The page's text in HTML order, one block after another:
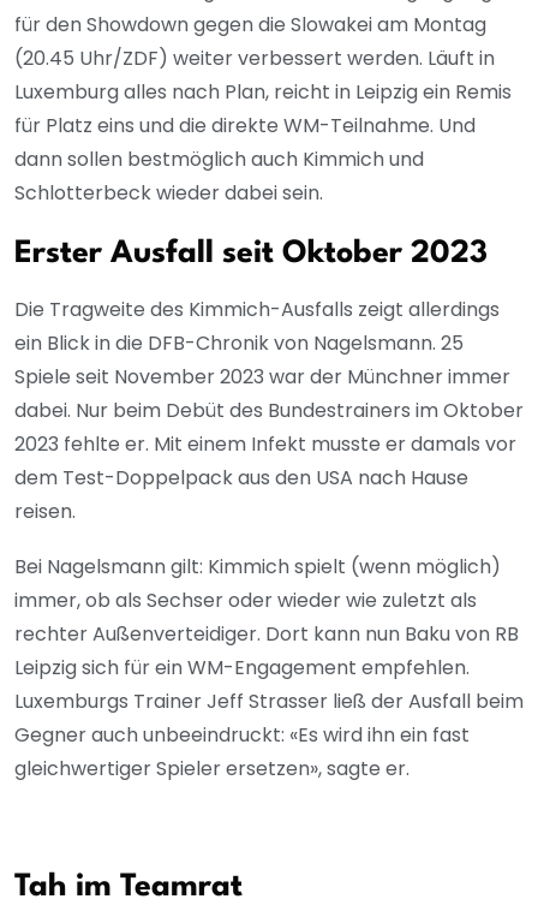
für den Showdown gegen die Slowakei am Montag
(20.45 Uhr/ZDF) weiter verbessert werden. Läuft in
Luxemburg alles nach Plan, reicht in Leipzig ein Remis
für Platz eins und die direkte WM-Teilnahme. Und
dann sollen bestmöglich auch Kimmich und
Schlotterbeck wieder dabei sein.
Erster Ausfall seit Oktober 2023
Die Tragweite des Kimmich-Ausfalls zeigt allerdings
ein Blick in die DFB-Chronik von Nagelsmann. 25
Spiele seit November 2023 war der Münchner immer
dabei. Nur beim Debüt des Bundestrainers im Oktober
2023 fehlte er. Mit einem Infekt musste er damals vor
dem Test-Doppelpack aus den USA nach Hause
reisen.
Bei Nagelsmann gilt: Kimmich spielt (wenn möglich)
immer, ob als Sechser oder wieder wie zuletzt als
rechter Außenverteidiger. Dort kann nun Baku von RB
Leipzig sich für ein WM-Engagement empfehlen.
Luxemburgs Trainer Jeff Strasser ließ der Ausfall beim
Gegner auch unbeeindruckt: «Es wird ihn ein fast
gleichwertiger Spieler ersetzen», sagte er.
Tah im Teamrat